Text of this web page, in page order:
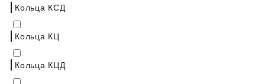
Кольца КСД
Кольца КЦ
Кольца КЦД